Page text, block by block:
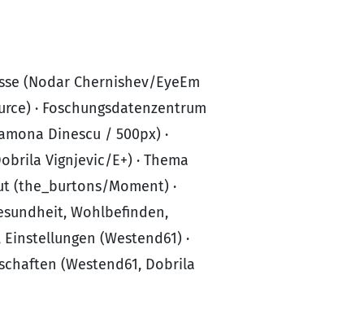
(Nodar Chernishev/EyeEm
· Foschungsdatenzentrum
Dinescu / 500px) ·
Vignjevic/E+) · Thema
(the_burtons/Moment) ·
Wohlbefinden,
(Westend61) ·
(Westend61, Dobrila